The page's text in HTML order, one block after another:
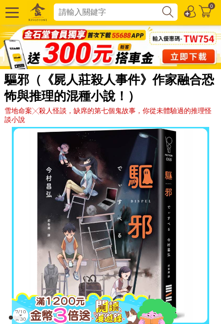
0
驅邪（《屍人莊殺人事件》作家融合恐
怖與推理的混種小說！）
雪地命案╳殺人怪談，缺席的第七個鬼故事，你從未體驗過的推理怪
談小說